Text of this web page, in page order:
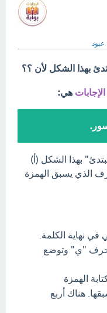
عبود
بهذا الشكل لأن ؟؟
الإجابات هي:
بهذا الشكل (أ)
الذي يسبق الهمزة
في نهاية الكلمة.
حرف "ي" وتوضع
الهمزة
هناك أربع